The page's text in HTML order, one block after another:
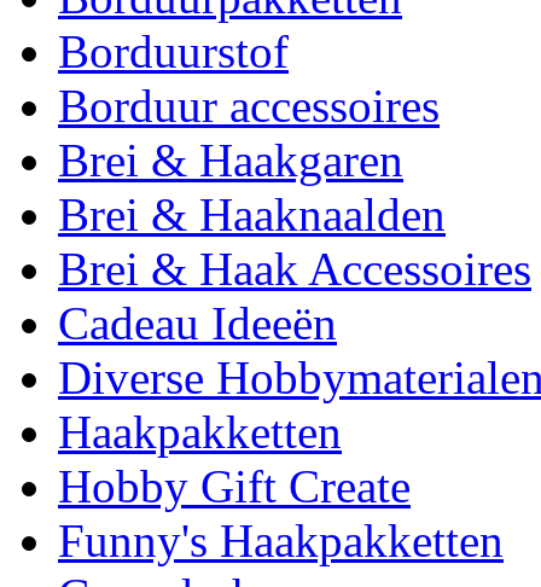
Borduurstof
Borduur accessoires
Brei & Haakgaren
Brei & Haaknaalden
Brei & Haak Accessoires
Cadeau Ideeën
Diverse
Haakpakketten
Hobby Gift Create
Funny's Haakpakketten